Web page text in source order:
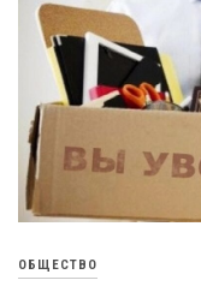
ОБЩЕСТВО